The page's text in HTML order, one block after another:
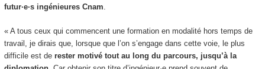
futur·e·s ingénieures Cnam.
« A tous ceux qui commencent une formation en modalité hors temps de
travail, je dirais que, lorsque que l’on s’engage dans cette voie, le plus
difficile est de rester motivé tout au long du parcours, jusqu’à la